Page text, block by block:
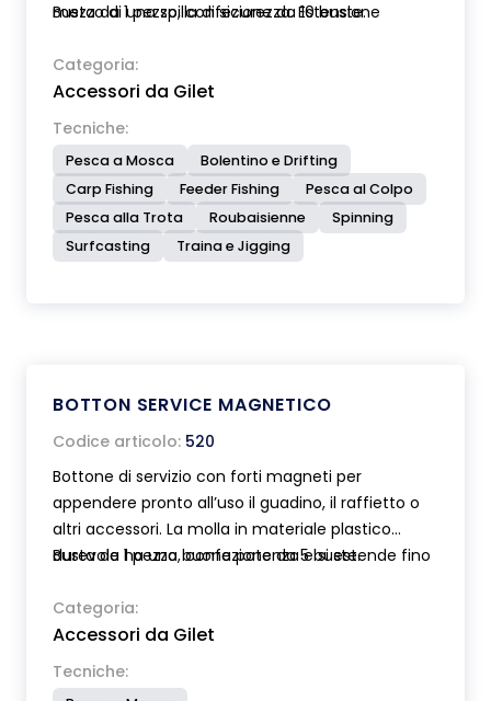
mezzo di una spilla di sicurezza. Estensione
ondulata espansa ad alta densità utile per
appendere le mosche. Moschettoni in acciaio
inox.
Busta da 1 pezzo, confezione da 10 buste.
Categoria:
Accessori da Gilet
Tecniche:
Pesca a Mosca
Bolentino e Drifting
Carp Fishing
Feeder Fishing
Pesca al Colpo
Pesca alla Trota
Roubaisienne
Spinning
Surfcasting
Traina e Jigging
BOTTON SERVICE MAGNETICO
Codice articolo: 520
Bottone di servizio con forti magneti per
appendere pronto all’uso il guadino, il raffietto o
altri accessori. La molla in materiale plastico
durevole ha una buona potenza e si estende fino
Busta da 1 pezzo, confezione da 5 buste.
Categoria:
Accessori da Gilet
Tecniche: